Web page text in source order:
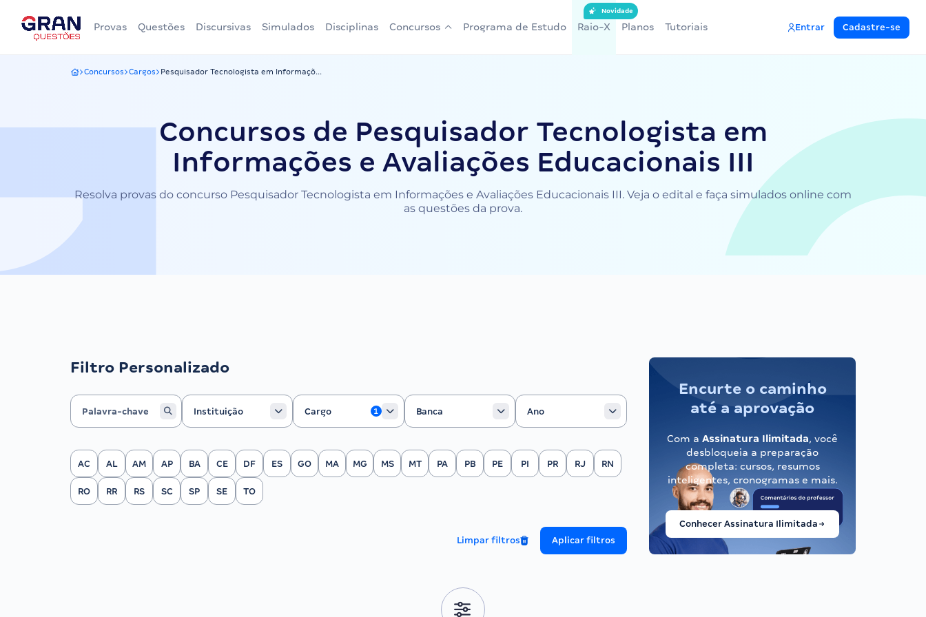
Provas Questões Discursivas Simulados Disciplinas Concursos Programa de Estudo Raio-X
Novidade
Planos Tutoriais Entrar Cadastre-se
Gran Questões
Concursos Cargos Pesquisador Tecnologista em Informaçõ...
Concursos de Pesquisador Tecnologista em
Informações e Avaliações Educacionais III
Resolva provas do concurso Pesquisador Tecnologista em Informações e Avaliações Educacionais III. Veja o edital e faça simulados online com
as questões da prova.
Filtro Personalizado
Instituição
Instituição
Cargo
Cargo
1
Banca
Banca
Ano
Ano
Filtrar por Estado
AC AL AM AP BA CE DF ES GO MA MG MS MT PA PB PE PI PR RJ RN
RO RR RS SC SP SE TO
Limpar filtros Aplicar filtros
Encurte o caminho
até a aprovação
Com a Assinatura Ilimitada, você
desbloqueia a preparação
completa: cursos, resumos
inteligentes, cronogramas e mais.
Conhecer Assinatura Ilimitada